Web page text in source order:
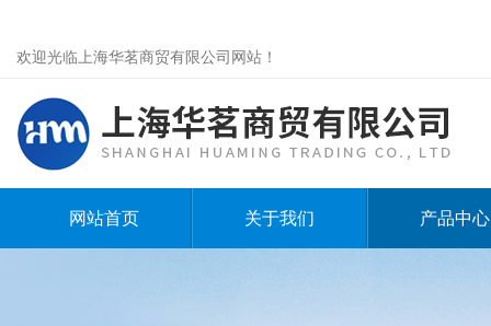
欢迎光临上海华茗商贸有限公司网站！
网站首页 关于我们 产品中心